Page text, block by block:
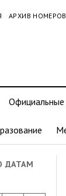
АРХИВ НОМЕРОВ
Официальные
ДАТАМ